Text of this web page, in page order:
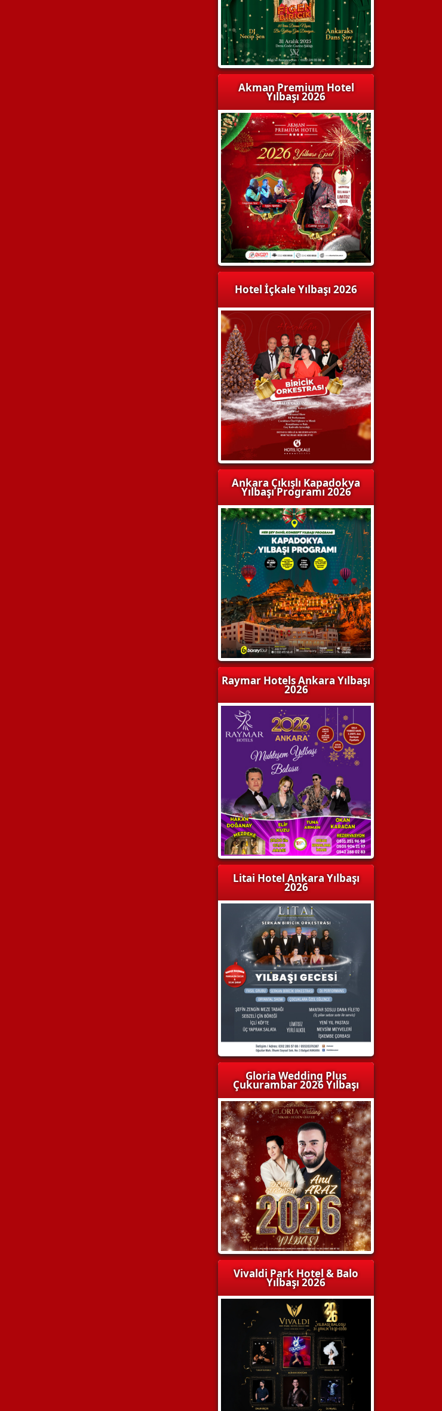
Akman Premium Hotel
Yılbaşı 2026
Hotel İçkale Yılbaşı 2026
Ankara Çıkışlı Kapadokya
Yılbaşı Programı 2026
Raymar Hotels Ankara Yılbaşı
2026
Litai Hotel Ankara Yılbaşı
2026
Gloria Wedding Plus
Çukurambar 2026 Yılbaşı
Vivaldi Park Hotel & Balo
Yılbaşı 2026